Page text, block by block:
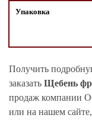
Упаковка
Получить
заказать Щебень
продаж компании
или на нашем